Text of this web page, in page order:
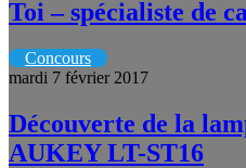
Toi – spécialiste de
Concours
mardi 7 février 2017
Découverte de la
AUKEY LT-ST16